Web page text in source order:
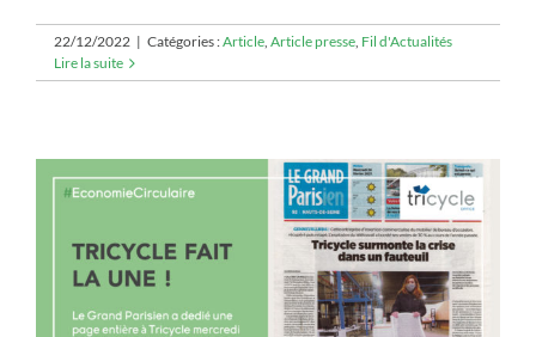
22/12/2022 | Catégories :Article, Article presse, Fil d'Actualités
Lire la suite